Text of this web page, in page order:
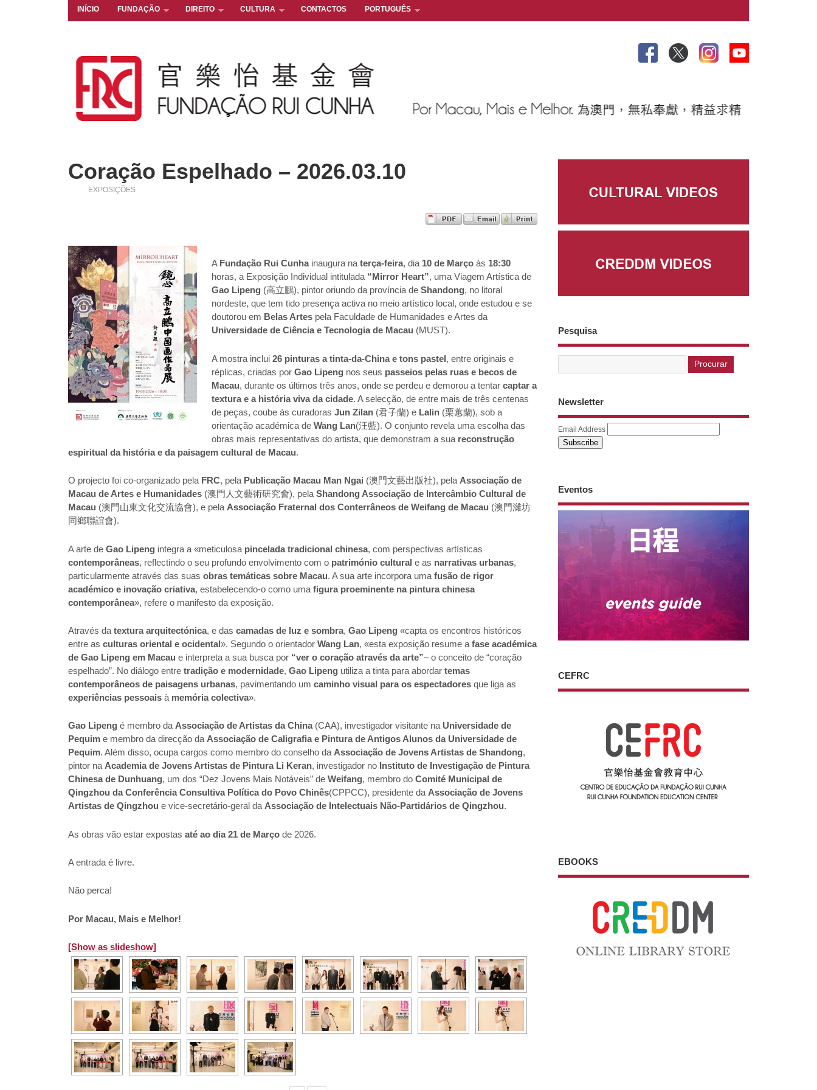
INÍCIO FUNDAÇÃO DIREITO CULTURA CONTACTOS PORTUGUÊS
Coração Espelhado – 2026.03.10
EXPOSIÇÕES
A Fundação Rui Cunhainaugura naterça-feira, dia 10 de Março às 18:30
horas, a Exposição Individual intitulada “Mirror Heart”, uma Viagem Artística de
Gao Lipeng (高立鵬), pintor oriundo da província deShandong, no litoral
nordeste, que tem tido presença activa no meio artístico local, onde estudou e se
doutorou em Belas Artes pela Faculdade de Humanidades e Artes da
Universidade de Ciência e Tecnologia de Macau (MUST).
A mostra inclui26 pinturas a tinta-da-China e tons pastel, entre originais e
réplicas, criadas porGao Lipeng nos seus passeios pelas ruas e becos de
Macau, durante os últimos três anos, onde se perdeu e demorou a tentarcaptar a
textura e a história viva da cidade. A selecção, de entre mais de três centenas
de peças, coube às curadorasJun Zilan (君子蘭) e Lalin (栗蕙蘭), sob a
orientação académica deWang Lan(汪藍). O conjunto revela uma escolha das
obras mais representativas do artista, que demonstram a sua reconstrução
espiritual da história e da paisagem cultural de Macau.
O projecto foi co-organizado pela FRC, pela Publicação Macau Man Ngai (澳門文藝出版社), pela Associação de
Macau de Artes e Humanidades (澳門人文藝術研究會), pela Shandong Associação de Intercâmbio Cultural de
Macau (澳門山東文化交流協會), e pela Associação Fraternal dos Conterrâneos de Weifang de Macau (澳門濰坊
同鄉聯誼會).
A arte de Gao Lipeng integra a «meticulosa pincelada tradicional chinesa, com perspectivas artísticas
contemporâneas, reflectindo o seu profundo envolvimento com o património cultural e as narrativas urbanas,
particularmente através das suas obras temáticas sobre Macau. A sua arte incorpora uma fusão de rigor
académico e inovação criativa, estabelecendo-o como uma figura proeminente na pintura chinesa
contemporânea», refere o manifesto da exposição.
Através da textura arquitectónica, e das camadas de luz e sombra, Gao Lipeng «capta os encontros históricos
entre as culturas oriental e ocidental». Segundo o orientador Wang Lan, «esta exposição resume a fase académica
de Gao Lipeng em Macau e interpreta a sua busca por “ver o coração através da arte”– o conceito de “coração
espelhado”. No diálogo entre tradição e modernidade, Gao Lipeng utiliza a tinta para abordar temas
contemporâneos de paisagens urbanas, pavimentando um caminho visual para os espectadores que liga as
experiências pessoais à memória colectiva».
Gao Lipeng é membro da Associação de Artistas da China(CAA), investigador visitante na Universidade de
Pequim e membro da direcção da Associação de Caligrafia e Pintura de Antigos Alunos da Universidade de
Pequim. Além disso, ocupa cargos como membro do conselho da Associação de Jovens Artistas de Shandong,
pintor na Academia de Jovens Artistas de Pintura Li Keran, investigador no Instituto de Investigação de Pintura
Chinesa de Dunhuang, um dos “Dez Jovens Mais Notáveis” de Weifang, membro do Comité Municipal de
Qingzhou da Conferência Consultiva Política do Povo Chinês(CPPCC), presidente da Associação de Jovens
Artistas de Qingzhou e vice-secretário-geral da Associação de Intelectuais Não-Partidários de Qingzhou.
As obras vão estar expostas até ao dia 21 de Março de 2026.
A entrada é livre.
Não perca!
Por Macau, Mais e Melhor!
[Show as slideshow]
Pesquisa
Newsletter
Email Address
Eventos
CEFRC
EBOOKS